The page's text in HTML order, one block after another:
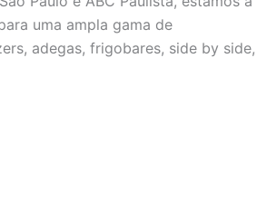
uma ampla gama de
adegas, frigobares, side by side,